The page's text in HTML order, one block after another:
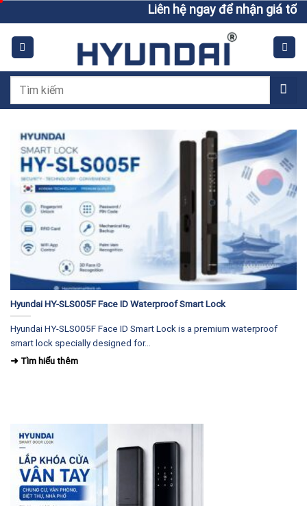
to
content
Liên hệ ngay để nhận giá tốt
Tìm
Hyundai HY-SLS005F Face ID Waterproof Smart Lock
Hyundai HY-SLS005F Face ID Smart Lock is a premium waterproof
smart lock specially designed for...